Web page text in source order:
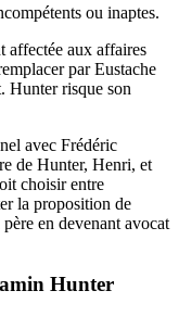
ou inaptes.
affectée aux affaires
par Eustache
Hunter risque son
avec Frédéric
de Hunter, Henri, et
choisir entre
la proposition de
en devenant avocat
Hunter